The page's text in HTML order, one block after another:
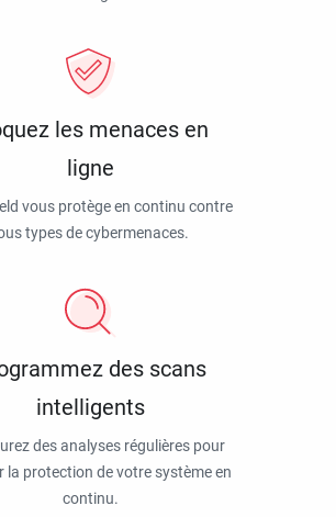
les menaces en
ligne
vous protège en continu contre
types de cybermenaces.
des scans
intelligents
des analyses régulières pour
la protection de votre système en
continu.